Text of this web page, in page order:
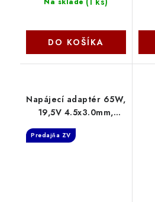
DO KOŠÍKA
Napájecí adaptér 65W,
19,5V 4.5x3.0mm,
SIL
Predajňa ZV